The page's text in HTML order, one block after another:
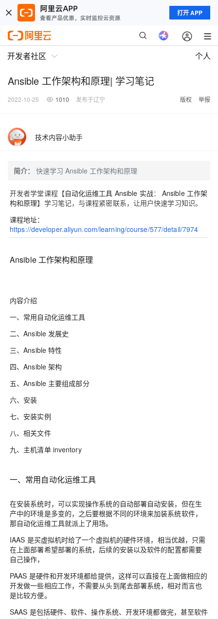
打开 APP
开发者社区 个人
Ansible 工作架构和原理| 学习笔记
2022-10-25 1010 发布于辽宁 版权 举报
技术内容小助手
简介： 快速学习 Ansible 工作架构和原理
开发者学堂课程【自动化运维工具 Ansible 实战：
Ansible 工作架
构和原理】学习笔记，与课程紧密联系，让用户快速学习知识。
课程地址：
https://developer.aliyun.com/learning/course/577/detail/7974
Ansible 工作架构和原理
内容介绍
一、常用自动化运维工具
二、Ansible 发展史
三、Ansible 特性
四、Ansible 架构
五、Ansible 主要组成部分
六、安装
七、安装实例
八、相关文件
九、主机清单 inventory
一、常用自动化运维工具
在安装系统时，可以实现操作系统的自动部署自动安装，但在生
产中的环境是多变的，之后要根据不同的环境来加装系统软件，
那自动化运维工具就派上了用场。
IAAS 是买虚拟机时给了一个虚拟机的硬件环境， 相当优越，只需
在上面部署希望部署的系统， 后续的安装以及软件的配置都需要
自己操作，
PAAS 是硬件和开发环境都给提供，这样可以直接在上面做相应的
开发做一些相应工作，不需要从头到尾去部署系统，相对而言也
是比较方便。
SAAS 是包括硬件、软件、操作系统、开发环境都做完，甚至软件